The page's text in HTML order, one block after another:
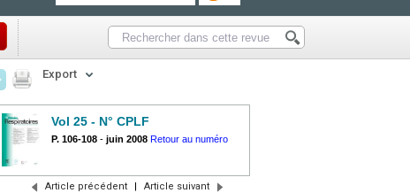
Export
Vol 25 - N° CPLF
P. 106-108 - juin 2008 Retour au numéro
Article précédent | Article suivant